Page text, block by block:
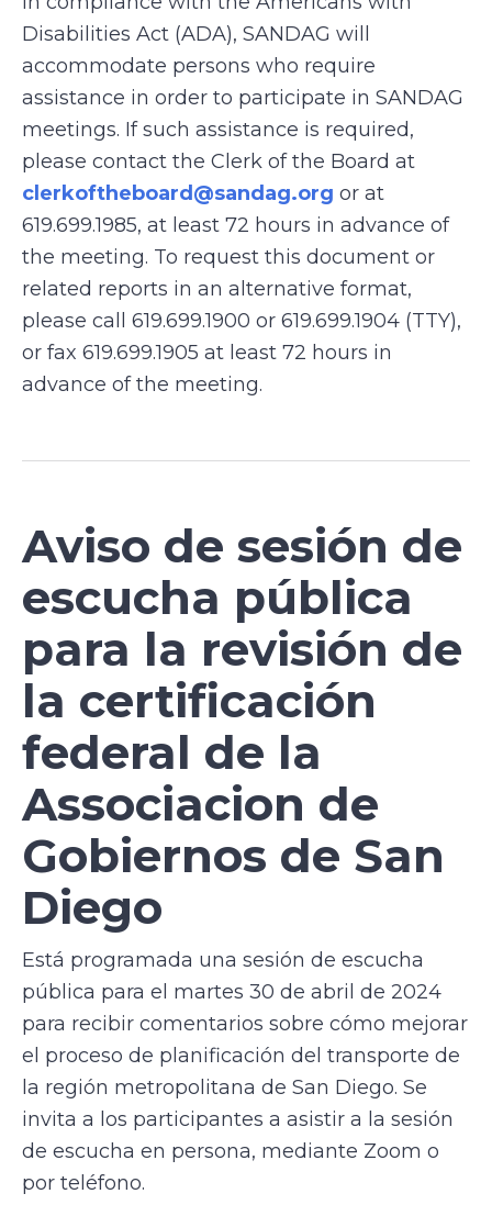
Disabilities Act (ADA), SANDAG will
accommodate persons who require
assistance in order to participate in SANDAG
meetings. If such assistance is required,
please contact the Clerk of the Board at
clerkoftheboard@sandag.org or at
619.699.1985, at least 72 hours in advance of
the meeting. To request this document or
related reports in an alternative format,
please call 619.699.1900 or 619.699.1904 (TTY),
or fax 619.699.1905 at least 72 hours in
advance of the meeting.
Aviso de sesión de
escucha pública
para la revisión de
la certificación
federal de la
Associacion de
Gobiernos de San
Diego
Está programada una sesión de escucha
pública para el martes 30 de abril de 2024
para recibir comentarios sobre cómo mejorar
el proceso de planificación del transporte de
la región metropolitana de San Diego. Se
invita a los participantes a asistir a la sesión
de escucha en persona, mediante Zoom o
por teléfono.